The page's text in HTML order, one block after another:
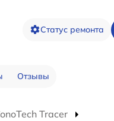
Статус ремонта
Отзывы
Tracer